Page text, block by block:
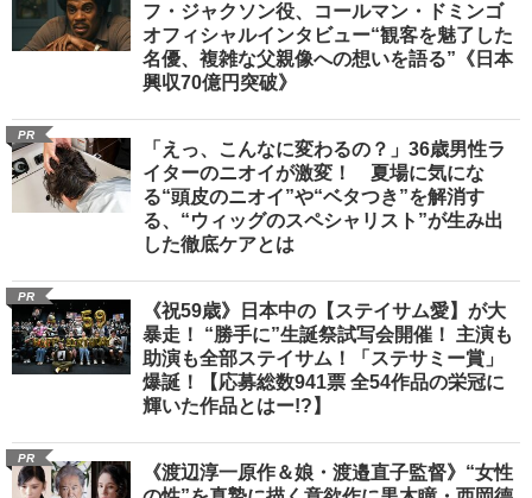
フ・ジャクソン役、コールマン・ドミンゴ
オフィシャルインタビュー“観客を魅了した
名優、複雑な父親像への想いを語る”《日本
興収70億円突破》
PR
「えっ、こんなに変わるの？」36歳男性ラ
イターのニオイが激変！ 夏場に気にな
る“頭皮のニオイ”や“ベタつき”を解消す
る、“ウィッグのスペシャリスト”が生み出
した徹底ケアとは
PR
《祝59歳》日本中の【ステイサム愛】が大
暴走！ “勝手に”生誕祭試写会開催！ 主演も
助演も全部ステイサム！「ステサミー賞」
爆誕！【応募総数941票 全54作品の栄冠に
輝いた作品とはー!?】
PR
《渡辺淳一原作＆娘・渡邉直子監督》“女性